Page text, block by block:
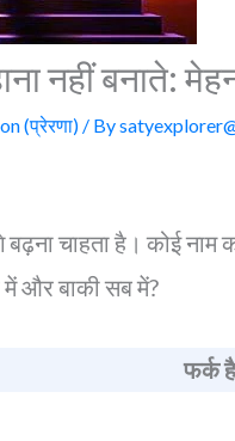
नहीं बनाते:
(प्रेरणा) / By
चाहता है। कोई
में और बाकी सब में?
फर्क